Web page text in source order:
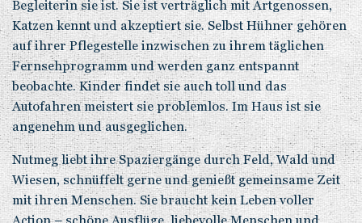
Begleiterin sie ist. Sie ist verträglich mit Artgenossen,
Katzen kennt und akzeptiert sie. Selbst Hühner gehören
auf ihrer Pflegestelle inzwischen zu ihrem täglichen
Fernsehprogramm und werden ganz entspannt
beobachte. Kinder findet sie auch toll und das
Autofahren meistert sie problemlos. Im Haus ist sie
angenehm und ausgeglichen.
Nutmeg liebt ihre Spaziergänge durch Feld, Wald und
Wiesen, schnüffelt gerne und genießt gemeinsame Zeit
mit ihren Menschen. Sie braucht kein Leben voller